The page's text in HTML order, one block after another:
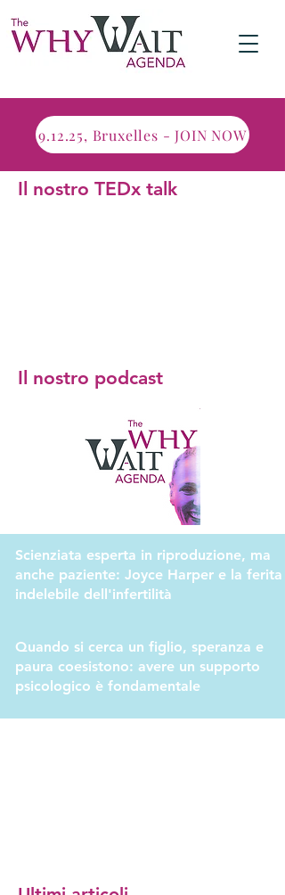
9.12.25, Bruxelles - JOIN NOW
Il nostro TEDx talk
Il nostro podcast
Scienziata esperta in riproduzione, ma
anche paziente: Joyce Harper e la ferita
indelebile dell'infertilità
Quando si cerca un figlio, speranza e
paura coesistono: avere un supporto
psicologico è fondamentale